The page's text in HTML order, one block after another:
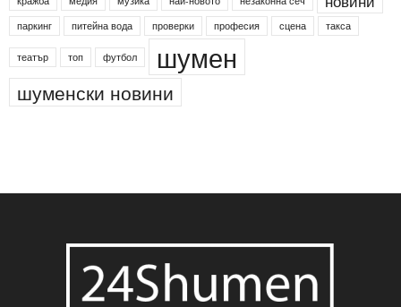
паркинг питейна вода проверки професия сцена такса
театър топ футбол шумен
шуменски новини